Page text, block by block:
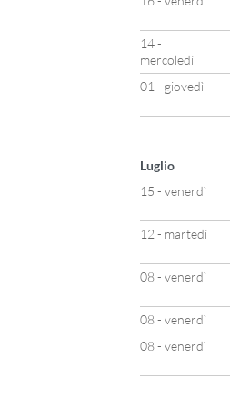
14 -
mercoledì
01 - giovedì
Luglio
15 - venerdì
12 - martedì
08 - venerdì
08 - venerdì
08 - venerdì